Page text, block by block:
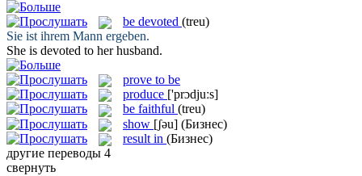
be devoted (treu)
Sie ist ihrem Mann ergeben.
She is devoted to her husband.
prove to be
produce ['prɔdjuːs]
be faithful (treu)
show [ʃəu] (Бизнес)
result in (Бизнес)
другие переводы 4
свернуть